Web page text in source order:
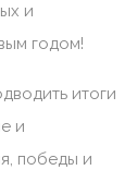
и
годом!
итоги
и
победы и